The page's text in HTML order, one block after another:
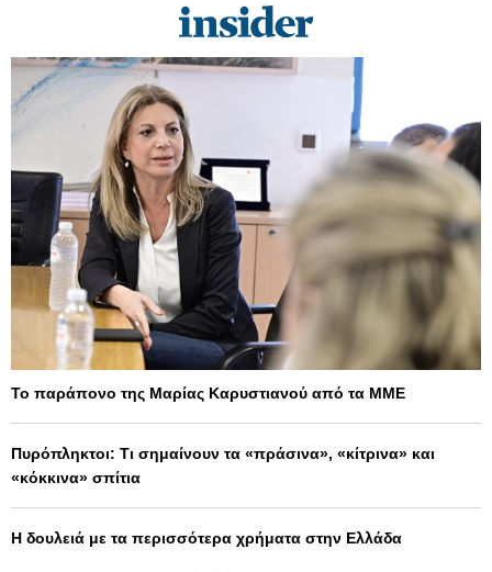
Το παράπονο της Μαρίας Καρυστιανού από τα ΜΜΕ
Πυρόπληκτοι: Τι σημαίνουν τα «πράσινα», «κίτρινα» και
«κόκκινα» σπίτια
Η δουλειά με τα περισσότερα χρήματα στην Ελλάδα